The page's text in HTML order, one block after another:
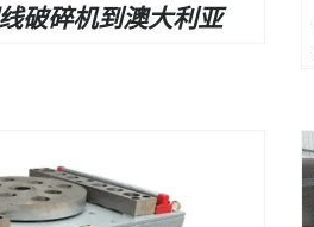
破碎机到澳大利亚